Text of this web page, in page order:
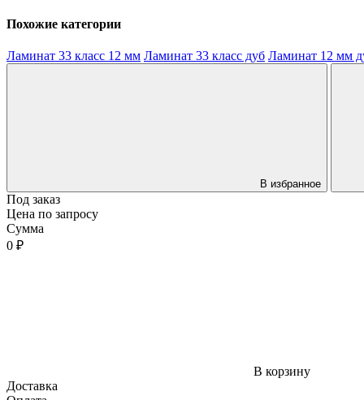
Похожие категории
Ламинат 33 класс 12 мм Ламинат 33 класс дуб Ламинат 12 мм
В избранное
Под заказ
Цена по запросу
Сумма
0 ₽
В корзину
Доставка